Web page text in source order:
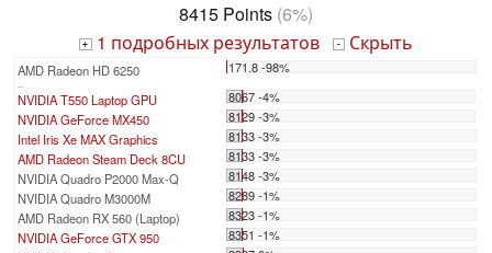
8415 Points (6%)
+ 1 подробных результатов - Скрыть
AMD Radeon HD 6250 171.8 -98%
...
NVIDIA T550 Laptop GPU
8067 -4%
NVIDIA GeForce MX450
8129 -3%
Intel Iris Xe MAX Graphics
8133 -3%
AMD Radeon Steam Deck 8CU
8133 -3%
NVIDIA Quadro P2000 Max-Q
8148 -3%
NVIDIA Quadro M3000M
8289 -1%
AMD Radeon RX 560 (Laptop)
8323 -1%
NVIDIA GeForce GTX 950
8351 -1%